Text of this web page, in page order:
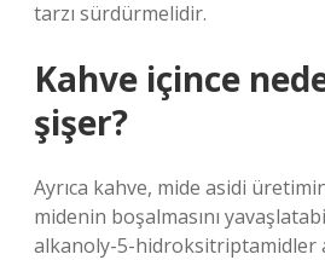
tarzı sürdürmelidir.
Kahve içince
şişer?
Ayrıca kahve, mide asidi
midenin boşalmasını
alkanoly-5-hidroksitriptamidler